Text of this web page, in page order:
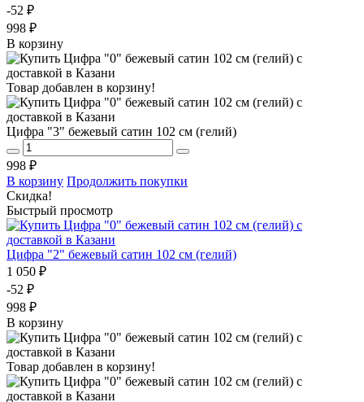
-52 ₽
998 ₽
В корзину
Товар добавлен в корзину!
Цифра "3" бежевый сатин 102 см (гелий)
998 ₽
В корзину Продолжить покупки
Скидка!
Быстрый просмотр
Цифра "2" бежевый сатин 102 см (гелий)
1 050 ₽
-52 ₽
998 ₽
В корзину
Товар добавлен в корзину!